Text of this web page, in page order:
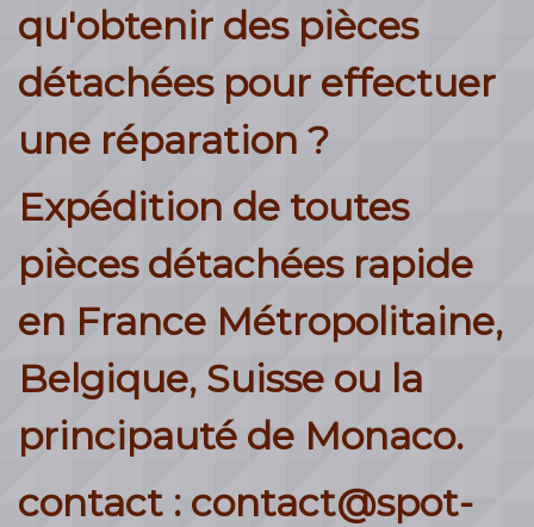
qu'obtenir des pièces
détachées pour effectuer
une réparation ?
Expédition de toutes
pièces détachées rapide
en France Métropolitaine,
Belgique, Suisse ou la
principauté de Monaco.
contact : contact@spot-